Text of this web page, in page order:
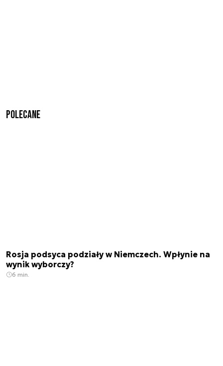
Polecane
Rosja podsyca podziały w Niemczech. Wpłynie na
wynik wyborczy?
6 min.